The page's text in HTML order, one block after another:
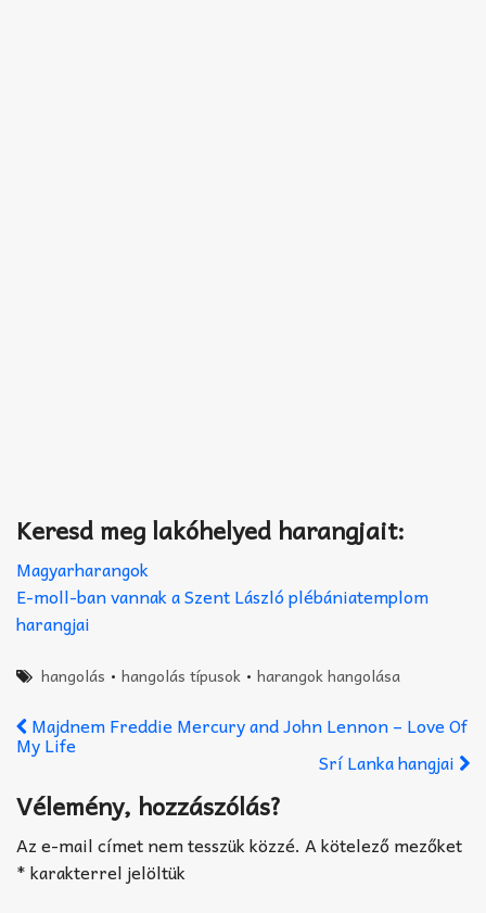
Keresd meg lakóhelyed harangjait:
Magyarharangok
E-moll-ban vannak a Szent László plébániatemplom
harangjai
hangolás •hangolás típusok •harangok hangolása
Majdnem Freddie Mercury and John Lennon – Love Of
My Life
Srí Lanka hangjai
Vélemény, hozzászólás?
Az e-mail címet nem tesszük közzé. A kötelező mezőket
*karakterrel jelöltük